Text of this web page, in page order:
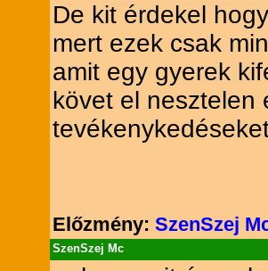
De kit érdekel
mert ezek csak
amit egy gyerek
követ el nesztelen
Előzmény: SzenSzej
SzenSzej Mc